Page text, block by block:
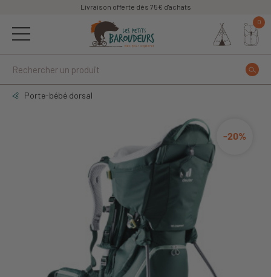
Livraison offerte dès 75€ d'achats
0
Porte-bébé dorsal
-20%